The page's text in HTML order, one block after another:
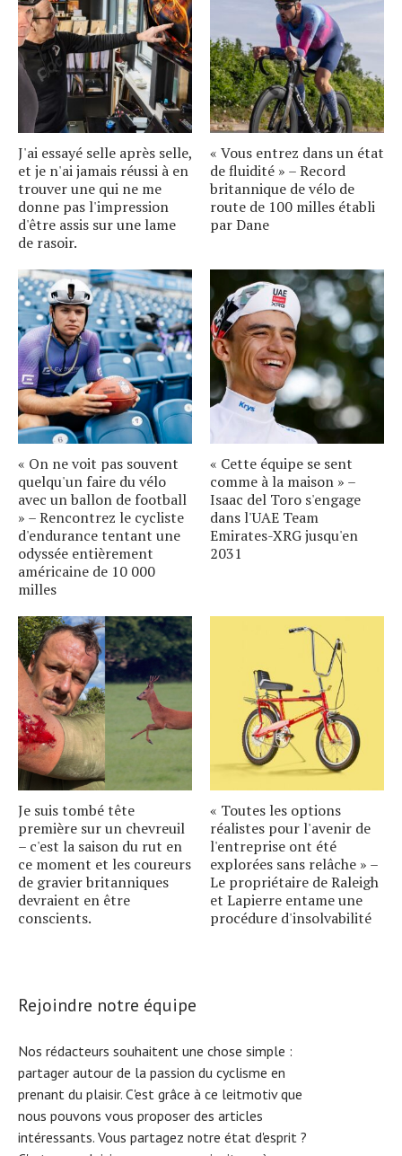
J'ai essayé selle après selle,
et je n'ai jamais réussi à en
trouver une qui ne me
donne pas l'impression
d'être assis sur une lame
de rasoir.
« Vous entrez dans un état
de fluidité » – Record
britannique de vélo de
route de 100 milles établi
par Dane
« On ne voit pas souvent
quelqu'un faire du vélo
avec un ballon de football
» – Rencontrez le cycliste
d'endurance tentant une
odyssée entièrement
américaine de 10 000
milles
« Cette équipe se sent
comme à la maison » –
Isaac del Toro s'engage
dans l'UAE Team
Emirates-XRG jusqu'en
2031
Je suis tombé tête
première sur un chevreuil
– c'est la saison du rut en
ce moment et les coureurs
de gravier britanniques
devraient en être
conscients.
« Toutes les options
réalistes pour l'avenir de
l'entreprise ont été
explorées sans relâche » –
Le propriétaire de Raleigh
et Lapierre entame une
procédure d'insolvabilité
Rejoindre notre équipe
Nos rédacteurs souhaitent une chose simple :
partager autour de la passion du cyclisme en
prenant du plaisir. C'est grâce à ce leitmotiv que
nous pouvons vous proposer des articles
intéressants. Vous partagez notre état d'esprit ?